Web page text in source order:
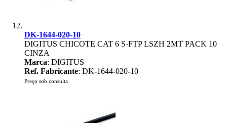
DK-1644-020-10
DIGITUS CHICOTE CAT 6 S-FTP LSZH 2MT PACK 10
CINZA
Marca: DIGITUS
Ref. Fabricante: DK-1644-020-10
Preço sob consulta